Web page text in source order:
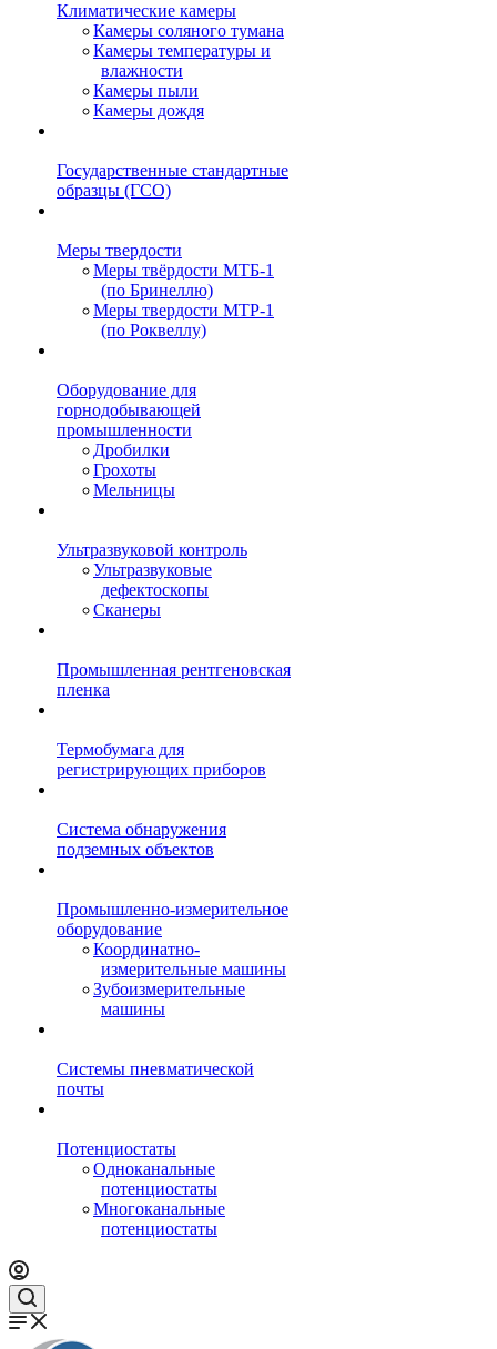
Климатические камеры
Камеры соляного тумана
Камеры температуры и
влажности
Камеры пыли
Камеры дождя
Государственные стандартные
образцы (ГСО)
Меры твердости
Меры твёрдости МТБ-1
(по Бринеллю)
Меры твердости МТР-1
(по Роквеллу)
Оборудование для
горнодобывающей
промышленности
Дробилки
Грохоты
Мельницы
Ультразвуковой контроль
Ультразвуковые
дефектоскопы
Сканеры
Промышленная рентгеновская
пленка
Термобумага для
регистрирующих приборов
Система обнаружения
подземных объектов
Промышленно-измерительное
оборудование
Координатно-
измерительные машины
Зубоизмерительные
машины
Системы пневматической
почты
Потенциостаты
Одноканальные
потенциостаты
Многоканальные
потенциостаты